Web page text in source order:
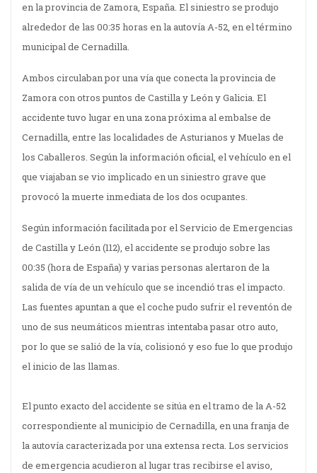
en la provincia de Zamora, España. El siniestro se produjo
alrededor de las 00:35 horas en la autovía A-52, en el término
municipal de Cernadilla.
Ambos circulaban por una vía que conecta la provincia de
Zamora con otros puntos de Castilla y León y Galicia. El
accidente tuvo lugar en una zona próxima al embalse de
Cernadilla, entre las localidades de Asturianos y Muelas de
los Caballeros. Según la información oficial, el vehículo en el
que viajaban se vio implicado en un siniestro grave que
provocó la muerte inmediata de los dos ocupantes.
Según información facilitada por el Servicio de Emergencias
de Castilla y León (112), el accidente se produjo sobre las
00:35 (hora de España) y varias personas alertaron de la
salida de vía de un vehículo que se incendió tras el impacto.
Las fuentes apuntan a que el coche pudo sufrir el reventón de
uno de sus neumáticos mientras intentaba pasar otro auto,
por lo que se salió de la vía, colisionó y eso fue lo que produjo
el inicio de las llamas.
El punto exacto del accidente se sitúa en el tramo de la A-52
correspondiente al municipio de Cernadilla, en una franja de
la autovía caracterizada por una extensa recta. Los servicios
de emergencia acudieron al lugar tras recibirse el aviso,